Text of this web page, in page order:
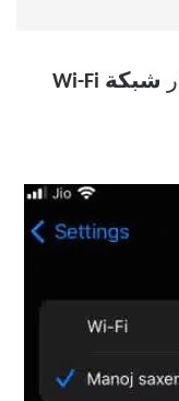
شبكة Wi-Fi